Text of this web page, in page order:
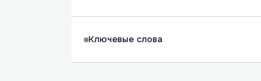
Ключевые слова